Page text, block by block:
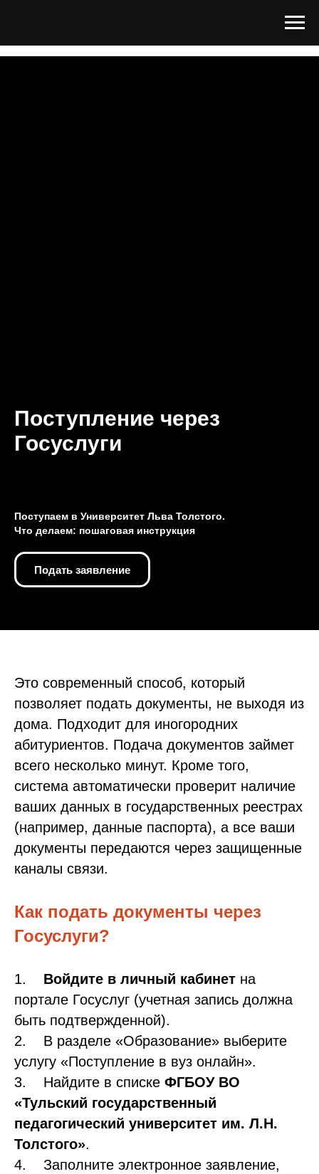
Поступление через
Госуслуги
Поступаем в Университет Льва Толстого.
Что делаем: пошаговая инструкция
Подать заявление
Это современный способ, который
позволяет подать документы, не выходя из
дома. Подходит для иногородних
абитуриентов. Подача документов займет
всего несколько минут. Кроме того,
система автоматически проверит наличие
ваших данных в государственных реестрах
(например, данные паспорта), а все ваши
документы передаются через защищенные
каналы связи.
Как подать документы через
Госуслуги?
1. Войдите в личный кабинет на
портале Госуслуг (учетная запись должна
быть подтвержденной).
2. В разделе «Образование» выберите
услугу «Поступление в вуз онлайн».
3. Найдите в списке ФГБОУ ВО
«Тульский государственный
педагогический университет им. Л.Н.
Толстого».
4. Заполните электронное заявление,